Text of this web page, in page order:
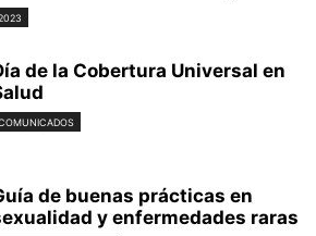
de la Cobertura Universal en
de buenas prácticas en
y enfermedades raras